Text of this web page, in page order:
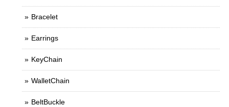
Bracelet
Earrings
KeyChain
WalletChain
BeltBuckle